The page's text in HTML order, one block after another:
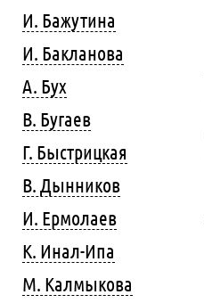
И. Бажутина
И. Бакланова
А. Бух
В. Бугаев
Г. Быстрицкая
В. Дынников
И. Ермолаев
К. Инал-Ипа
М. Калмыкова